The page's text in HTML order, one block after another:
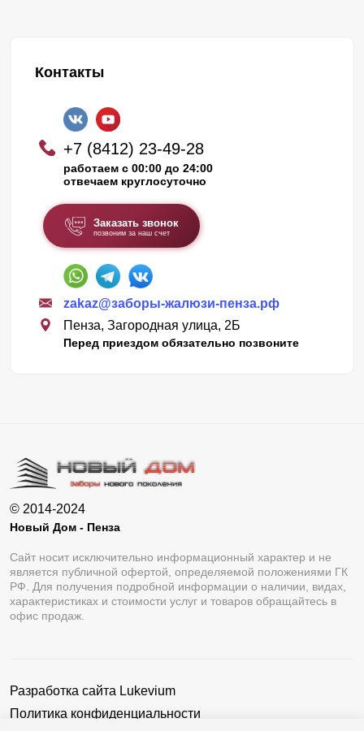
Контакты
+7 (8412) 23-49-28
работаем с 00:00 до 24:00
отвечаем круглосуточно
Заказать звонок
позвоним за наш счет
zakaz@заборы-жалюзи-пенза.рф
Пенза, Загородная улица, 2Б
Перед приездом обязательно позвоните
© 2014-2024
Новый Дом - Пенза
Сайт носит исключительно информационный характер и не
является публичной офертой, определяемой положениями ГК
РФ. Для получения подробной информации о наличии, видах,
характеристиках и стоимости услуг и товаров обращайтесь в
офис продаж.
Разработка сайта Lukevium
Политика конфиденциальности